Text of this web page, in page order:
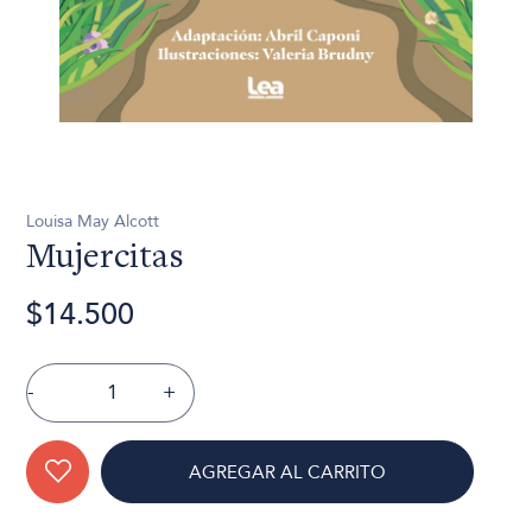
Louisa May Alcott
Mujercitas
$14.500
- +
AGREGAR AL CARRITO